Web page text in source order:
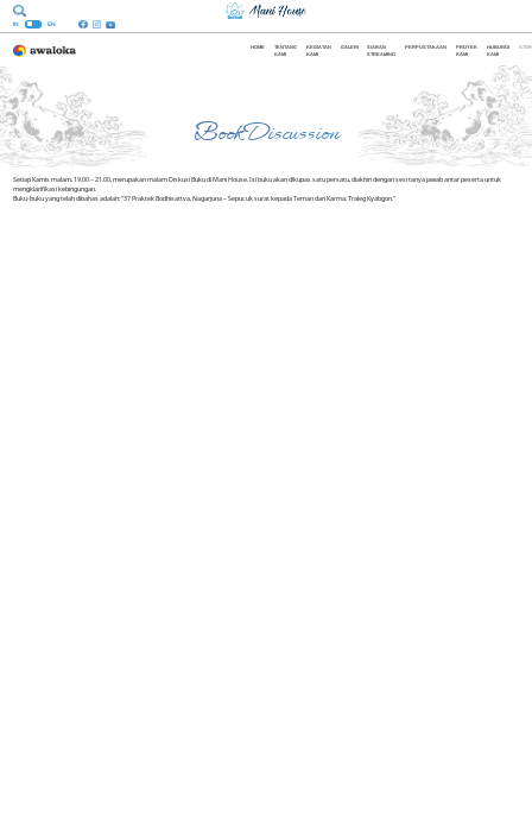
IN EN
HOME
TENTANG
KAMI
KEGIATAN
KAMI
GALERI
SIARAN
STREAMING
PERPUSTAKAAN
PROYEK
KAMI
HUBUNGI
KAMI
Book Discussion
Setiap Kamis malam, 19.00 – 21.00, merupakan malam Diskusi Buku di Mani House. Isi buku akan dikupas satu persatu, diakhiri dengan sesi tanya jawab antar peserta untuk
mengklarifikasi kebingungan.
Buku-buku yang telah dibahas adalah: “37 Praktek Bodhisattva, Nagarjuna – Sepucuk surat kepada Teman dan Karma: Traleg Kyabgon.”